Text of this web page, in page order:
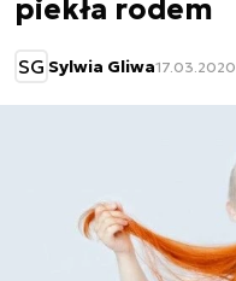
piekła rodem
SG Sylwia Gliwa17.03.2020